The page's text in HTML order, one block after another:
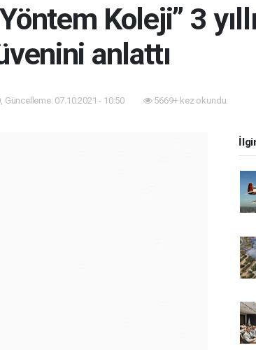
Koleji” 3
anlattı
Güncelleme: 07.10.2021 - 10:50 5669+ kez okundu.